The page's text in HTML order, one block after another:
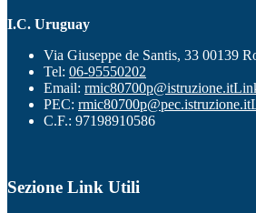
I.C. Uruguay
Via Giuseppe de Santis, 33 00139
Tel: 06-95550202
Email: rmic80700p@istruzione.it
PEC: rmic80700p@pec.istruzione.it
C.F.: 97198910586
Sezione Link Utili